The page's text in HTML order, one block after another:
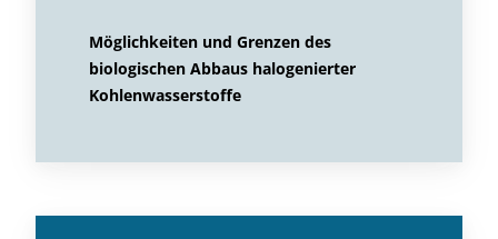
Möglichkeiten und Grenzen des
biologischen Abbaus halogenierter
Kohlenwasserstoffe